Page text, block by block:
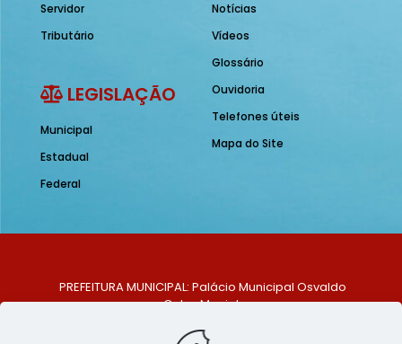
Servidor
Tributário
LEGISLAÇÃO
Municipal
Estadual
Federal
Notícias
Vídeos
Glossário
Ouvidoria
Telefones úteis
Mapa do Site
PREFEITURA MUNICIPAL: Palácio Municipal Osvaldo
Celso Maciel
Centro, São Bento do Una - PE. CEP: 553370-128